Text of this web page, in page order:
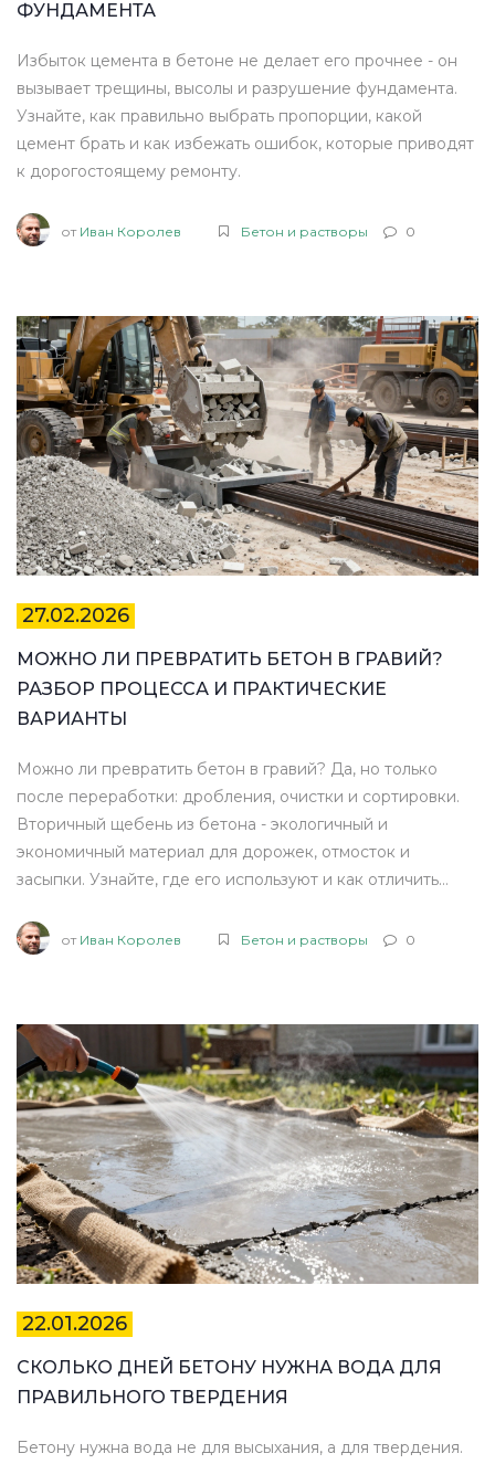
ФУНДАМЕНТА
Избыток цемента в бетоне не делает его прочнее - он
вызывает трещины, высолы и разрушение фундамента.
Узнайте, как правильно выбрать пропорции, какой
цемент брать и как избежать ошибок, которые приводят
к дорогостоящему ремонту.
от Иван Королев Бетон и растворы 0
27.02.2026
МОЖНО ЛИ ПРЕВРАТИТЬ БЕТОН В ГРАВИЙ?
РАЗБОР ПРОЦЕССА И ПРАКТИЧЕСКИЕ
ВАРИАНТЫ
Можно ли превратить бетон в гравий? Да, но только
после переработки: дробления, очистки и сортировки.
Вторичный щебень из бетона - экологичный и
экономичный материал для дорожек, отмосток и
засыпки. Узнайте, где его используют и как отличить
от Иван Королев Бетон и растворы 0
22.01.2026
СКОЛЬКО ДНЕЙ БЕТОНУ НУЖНА ВОДА ДЛЯ
ПРАВИЛЬНОГО ТВЕРДЕНИЯ
Бетону нужна вода не для высыхания, а для твердения.